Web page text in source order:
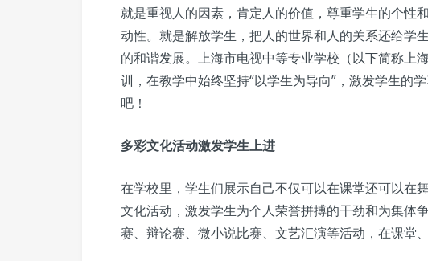
就是重视人的因素，肯定人的价值，尊重学生的个性
动性。就是解放学生，把人的世界和人的关系还给学
的和谐发展。上海市电视中等专业学校（以下简称上
训，在教学中始终坚持“以学生为导向”，激发学生的
吧！
多彩文化活动激发学生上进
在学校里，学生们展示自己不仅可以在课堂还可以在
文化活动，激发学生为个人荣誉拼搏的干劲和为集体
赛、辩论赛、微小说比赛、文艺汇演等活动，在课堂